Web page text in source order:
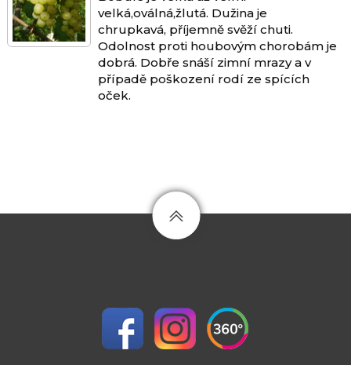
velká,oválná,žlutá. Dužina je
chrupkavá, příjemně svěží chuti.
Odolnost proti houbovým chorobám je
dobrá. Dobře snáší zimní mrazy a v
případě poškození rodí ze spících
oček.